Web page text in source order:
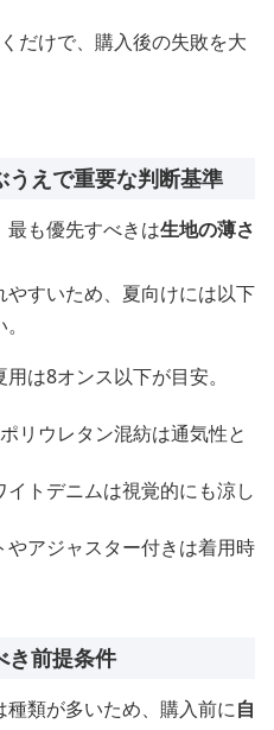
だけで、購入後の失敗を大
うえで重要な判断基準
最も優先すべきは生地の薄さ
すいため、夏向けには以下
用は8オンス以下が目安。
ポリウレタン混紡は通気性と
イトデニムは視覚的にも涼し
やアジャスター付きは着用時
き前提条件
類が多いため、購入前に自